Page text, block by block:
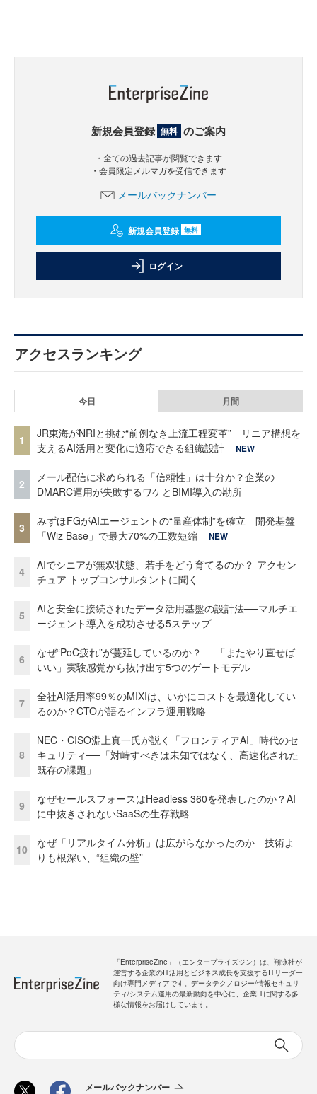
新規会員登録 無料 のご案内
・全ての過去記事が閲覧できます
・会員限定メルマガを受信できます
メールバックナンバー
新規会員登録 無料
ログイン
アクセスランキング
今日 月間
1
JR東海がNRIと挑む“前例なき上流工程変革” リニア構想を
支えるAI活用と変化に適応できる組織設計
NEW
2
メール配信に求められる「信頼性」は十分か？企業の
DMARC運用が失敗するワケとBIMI導入の勘所
3
みずほFGがAIエージェントの“量産体制”を確立 開発基盤
「Wiz Base」で最大70%の工数短縮
NEW
4
AIでシニアが無双状態、若手をどう育てるのか？ アクセン
チュア トップコンサルタントに聞く
5
AIと安全に接続されたデータ活用基盤の設計法──マルチエ
ージェント導入を成功させる5ステップ
6
なぜ“PoC疲れ”が蔓延しているのか？──「またやり直せば
いい」実験感覚から抜け出す5つのゲートモデル
7
全社AI活用率99％のMIXIは、いかにコストを最適化してい
るのか？CTOが語るインフラ運用戦略
8
NEC・CISO淵上真一氏が説く「フロンティアAI」時代のセ
キュリティ──「対峙すべきは未知ではなく、高速化された
既存の課題」
9
なぜセールスフォースはHeadless 360を発表したのか？AI
に中抜きされないSaaSの生存戦略
10
なぜ「リアルタイム分析」は広がらなかったのか 技術よ
りも根深い、“組織の壁”
「EnterpriseZine」（エンタープライズジン）は、翔泳社が
運営する企業のIT活用とビジネス成長を支援するITリーダー
向け専門メディアです。データテクノロジー/情報セキュリ
ティ/システム運用の最新動向を中心に、企業ITに関する多
様な情報をお届けしています。
メールバックナンバー